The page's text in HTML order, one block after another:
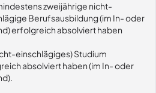
zweijährige nicht-
Berufsausbildung (im In- oder
erfolgreich absolviert haben
einschlägiges) Studium
absolviert haben (im In- oder